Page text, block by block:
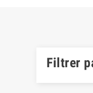
Filtrer